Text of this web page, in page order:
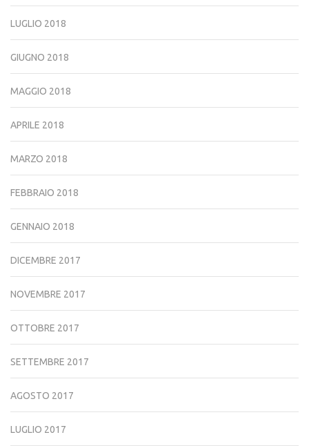
LUGLIO 2018
GIUGNO 2018
MAGGIO 2018
APRILE 2018
MARZO 2018
FEBBRAIO 2018
GENNAIO 2018
DICEMBRE 2017
NOVEMBRE 2017
OTTOBRE 2017
SETTEMBRE 2017
AGOSTO 2017
LUGLIO 2017